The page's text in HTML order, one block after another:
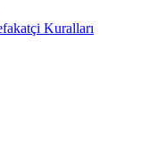
Kuralları